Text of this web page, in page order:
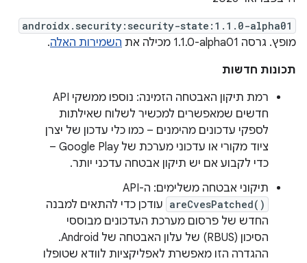
androidx.security:security-state:1.1.0-alpha01
מופץ. גרסה ‎1.1.0-alpha01 מכילה את השמירות האלה.
תכונות חדשות
רמת תיקון האבטחה הזמינה: נוספו ממשקי API
חדשים שמאפשרים למכשיר לשלוח שאילתות
לספקי עדכונים מהימנים – כמו כלי עדכון של יצרן
ציוד מקורי או עדכוני מערכת של Google Play –
כדי לקבוע אם יש תיקון אבטחה עדכני יותר.
תיקוני אבטחה משלימים: ה-API‏
areCvesPatched() עודכן כדי להתאים למבנה
החדש של פרסום מערכת העדכונים מבוססי
הסיכון (RBUS) של עלון האבטחה של Android.
ההגדרה הזו מאפשרת לאפליקציות לוודא שטופלו